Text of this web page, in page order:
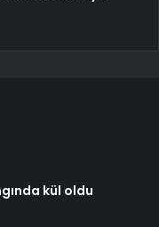
kül oldu